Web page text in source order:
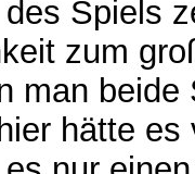
Spiels
zum
man beide
hätte es